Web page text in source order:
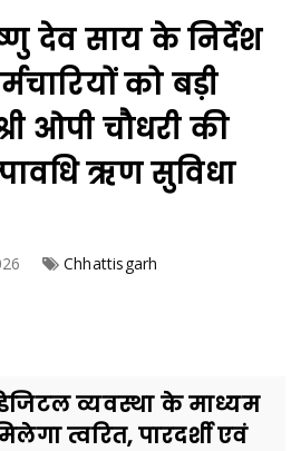
को बड़ी
ओपी चौधरी की
ऋण सुविधा
व्यवस्था के माध्यम
. असल बात news. 02